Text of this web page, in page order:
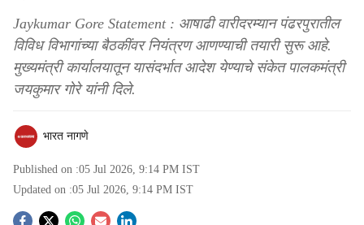
Jaykumar Gore Statement : आषाढी वारीदरम्यान पंढरपुरातील
विविध विभागांच्या बैठकींवर नियंत्रण आणण्याची तयारी सुरू आहे.
मुख्यमंत्री कार्यालयातून यासंदर्भात आदेश येण्याचे संकेत पालकमंत्री
जयकुमार गोरे यांनी दिले.
भारत नागणे
Published on :05 Jul 2026, 9:14 PM IST
Updated on :05 Jul 2026, 9:14 PM IST